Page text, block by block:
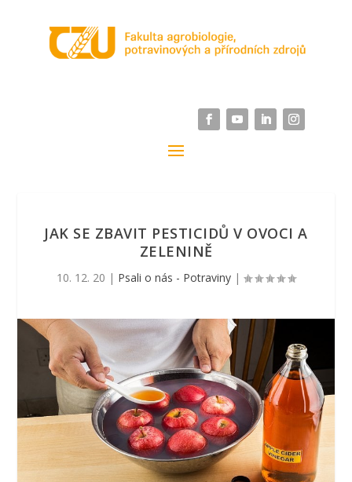
JAK SE ZBAVIT PESTICIDŮ V OVOCI A
ZELENINĚ
10. 12. 20 | Psali o nás - Potraviny |